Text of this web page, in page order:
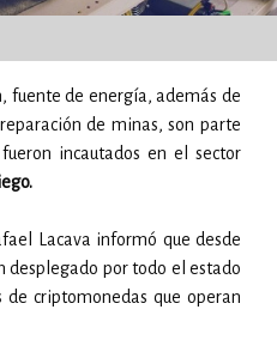
fuente de energía, además de
de minas, son parte
incautados en el sector
Lacava informó que desde
desplegado por todo el estado
de criptomonedas que operan